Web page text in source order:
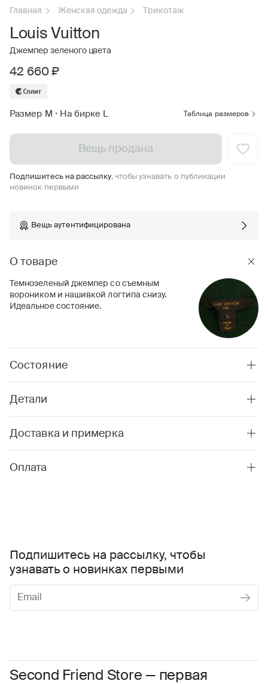
Главная Женская одежда Трикотаж
Louis Vuitton
Джемпер зеленого цвета
42 660 ₽
Размер M • На бирке L Таблица размеров
Вещь продана
Подпишитесь на рассылку, чтобы узнавать о публикации
новинок первыми
Вещь аутентифицирована
О товаре
Темнозеленый джемпер со съемным
вороником и нашивкой логтипа снизу.
Идеальное состояние.
Состояние
Детали
Доставка и примерка
Оплата
Second Friend Store — первая
Подпишитесь на рассылку, чтобы
узнавать о новинках первыми
Соглашаюсь с условиями Пользовательского соглашения